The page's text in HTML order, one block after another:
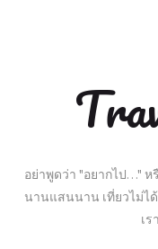
อย่าพูดว่า "อยากไป…"
นานแสนนาน เที่ยวไม่ไ
เ